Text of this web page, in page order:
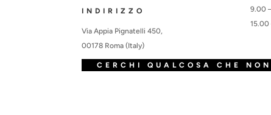
INDIRIZZO
Via Appia Pignatelli 450,
00178 Roma (Italy)
9.00
15.00
CERCHI QUALCOSA CHE